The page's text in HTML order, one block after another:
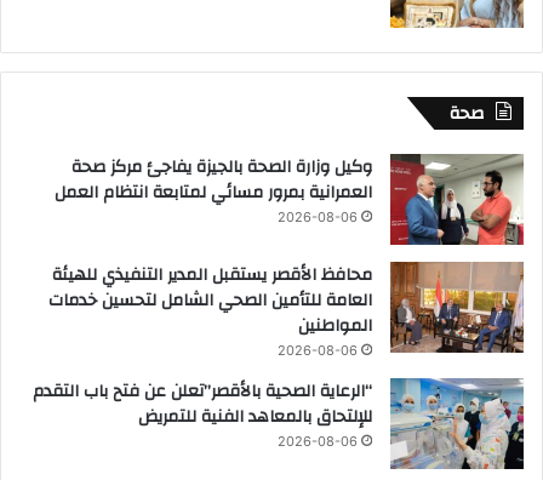
صحة
وكيل وزارة الصحة بالجيزة يفاجئ مركز صحة
العمرانية بمرور مسائي لمتابعة انتظام العمل
2026-08-06
محافظ الأقصر يستقبل المدير التنفيذي للهيئة
العامة للتأمين الصحي الشامل لتحسين خدمات
المواطنين
2026-08-06
“الرعاية الصحية بالأقصر”تعلن عن فتح باب التقدم
للإلتحاق بالمعاهد الفنية للتمريض
2026-08-06